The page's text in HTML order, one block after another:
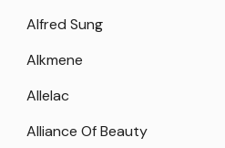
Alfred Sung
Alkmene
Allelac
Alliance Of Beauty